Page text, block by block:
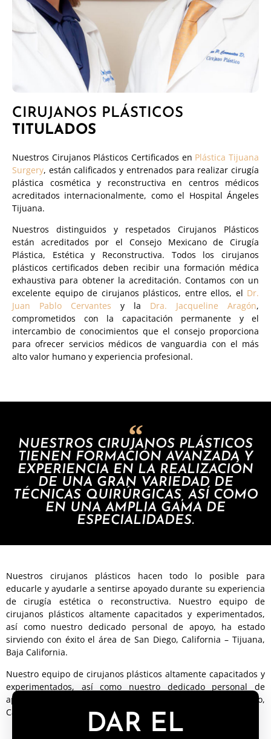
CIRUJANOS PLÁSTICOS
TITULADOS
Nuestros Cirujanos Plásticos Certificados en Plástica Tijuana
Surgery, están calificados y entrenados para realizar cirugía
plástica cosmética y reconstructiva en centros médicos
acreditados internacionalmente, como el Hospital Ángeles
Tijuana.
Nuestros distinguidos y respetados Cirujanos Plásticos
están acreditados por el Consejo Mexicano de Cirugía
Plástica, Estética y Reconstructiva. Todos los cirujanos
plásticos certificados deben recibir una formación médica
exhaustiva para obtener la acreditación. Contamos con un
excelente equipo de cirujanos plásticos, entre ellos, el Dr.
Juan Pablo Cervantes y la Dra. Jacqueline Aragón,
comprometidos con la capacitación permanente y el
intercambio de conocimientos que el consejo proporciona
para ofrecer servicios médicos de vanguardia con el más
alto valor humano y experiencia profesional.
NUESTROS CIRUJANOS PLÁSTICOS
TIENEN FORMACIÓN AVANZADA Y
EXPERIENCIA EN LA REALIZACIÓN
DE UNA GRAN VARIEDAD DE
TÉCNICAS QUIRÚRGICAS, ASÍ COMO
EN UNA AMPLIA GAMA DE
ESPECIALIDADES.
Nuestros cirujanos plásticos hacen todo lo posible para
educarle y ayudarle a sentirse apoyado durante su experiencia
de cirugía estética o reconstructiva. Nuestro equipo de
cirujanos plásticos altamente capacitados y experimentados,
así como nuestro dedicado personal de apoyo, ha estado
sirviendo con éxito el área de San Diego, California – Tijuana,
Baja California.
Nuestro equipo de cirujanos plásticos altamente capacitados y
experimentados, así como nuestro dedicado personal de
apoyo, ha estado sirviendo con éxito el área de San Diego,
California – Tijuana, Baja California.
DAR EL